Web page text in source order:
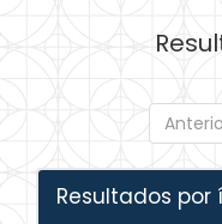
Resultados por